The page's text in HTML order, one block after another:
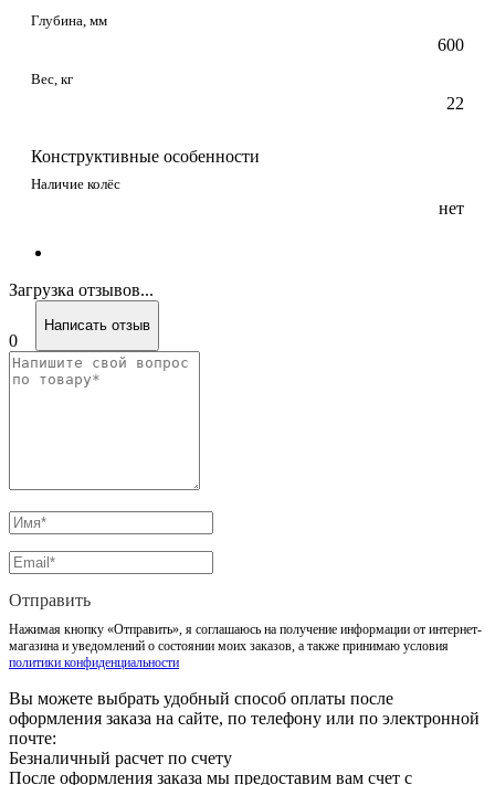
Глубина, мм
600
Вес, кг
22
Конструктивные особенности
Наличие колёс
нет
Загрузка отзывов...
0
Написать отзыв
Отправить
Нажимая кнопку «Отправить», я соглашаюсь на получение информации от интернет-
магазина и уведомлений о состоянии моих заказов, а также принимаю условия
политики конфиденциальности
Вы можете выбрать удобный способ оплаты после
оформления заказа на сайте, по телефону или по электронной
почте:
Безналичный расчет по счету
После оформления заказа мы предоставим вам счет с